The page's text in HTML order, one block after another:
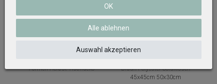
Formen Herbst Tischdeko
Braun Polyester Sofakissen
45x45cm 50x30cm
OK
Alle ablehnen
Auswahl akzeptieren